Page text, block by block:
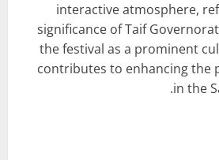
interactive atmosphere,
significance of Taif
the festival as a prominent
contributes to enhancing the
in the